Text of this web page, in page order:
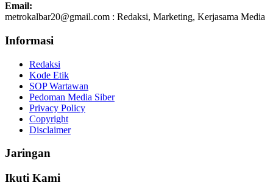
Email:
metrokalbar20@gmail.com : Redaksi, Marketing, Kerjasama Media
Informasi
Redaksi
Kode Etik
SOP Wartawan
Pedoman Media Siber
Privacy Policy
Copyright
Disclaimer
Jaringan
Ikuti Kami